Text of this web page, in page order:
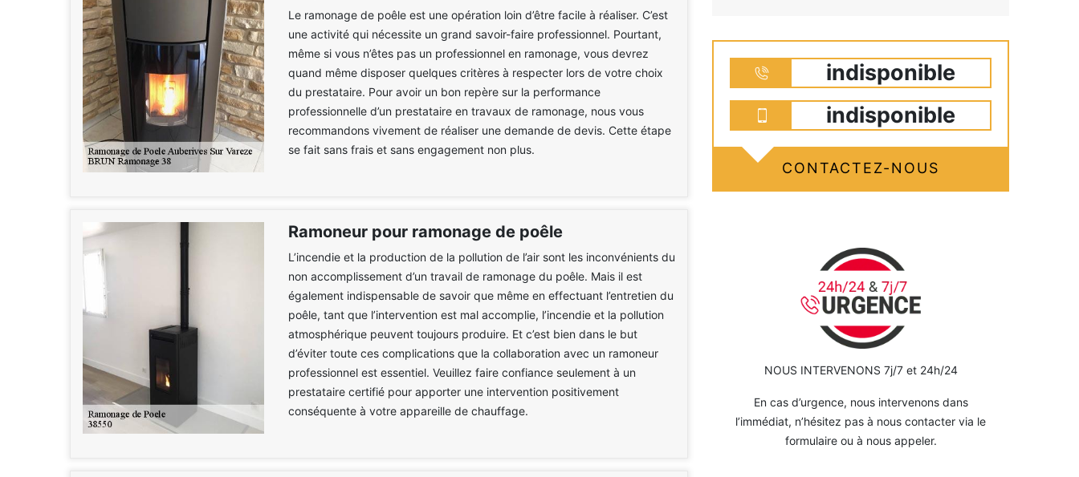
Le ramonage de poêle est une opération loin d’être facile à réaliser. C’est
une activité qui nécessite un grand savoir-faire professionnel. Pourtant,
même si vous n’êtes pas un professionnel en ramonage, vous devrez
quand même disposer quelques critères à respecter lors de votre choix
du prestataire. Pour avoir un bon repère sur la performance
professionnelle d’un prestataire en travaux de ramonage, nous vous
recommandons vivement de réaliser une demande de devis. Cette étape
se fait sans frais et sans engagement non plus.
Ramoneur pour ramonage de poêle
L’incendie et la production de la pollution de l’air sont les inconvénients du
non accomplissement d’un travail de ramonage du poêle. Mais il est
également indispensable de savoir que même en effectuant l’entretien du
poêle, tant que l’intervention est mal accomplie, l’incendie et la pollution
atmosphérique peuvent toujours produire. Et c’est bien dans le but
d’éviter toute ces complications que la collaboration avec un ramoneur
professionnel est essentiel. Veuillez faire confiance seulement à un
prestataire certifié pour apporter une intervention positivement
conséquente à votre appareille de chauffage.
indisponible
indisponible
CONTACTEZ-NOUS
NOUS INTERVENONS 7j/7 et 24h/24
En cas d’urgence, nous intervenons dans
l’immédiat, n’hésitez pas à nous contacter via le
formulaire ou à nous appeler.